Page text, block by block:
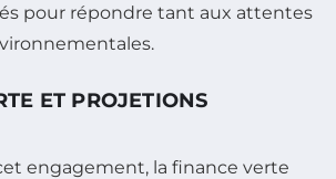
pour répondre tant aux attentes
ET PROJETIONS
engagement, la finance verte